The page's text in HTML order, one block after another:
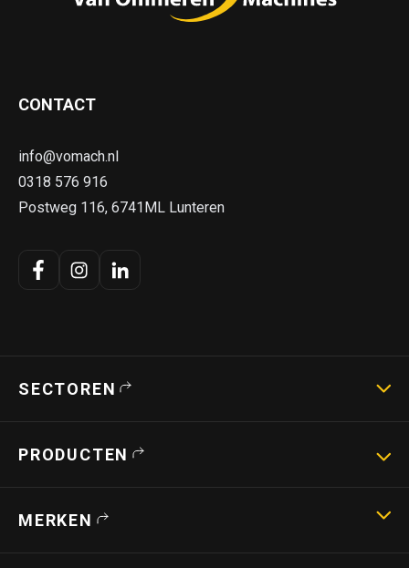
CONTACT
info@vomach.nl
0318 576 916
Postweg 116, 6741ML Lunteren
SECTOREN
Strotechniek
PRODUCTEN
Verreikers
MERKEN